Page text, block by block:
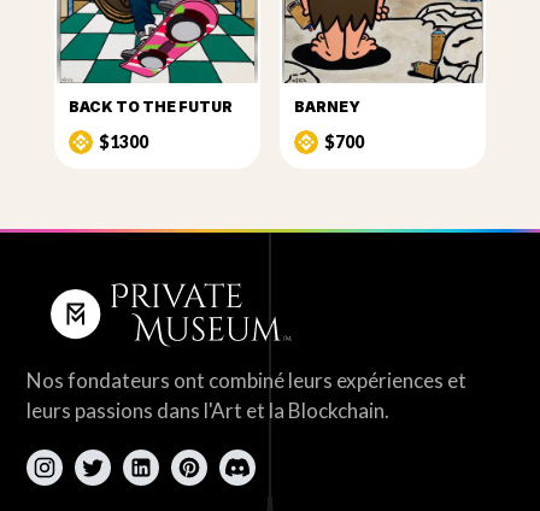
BACK TO THE FUTUR
$1300
BARNEY
$700
Nos fondateurs ont combiné leurs expériences et
leurs passions dans l'Art et la Blockchain.